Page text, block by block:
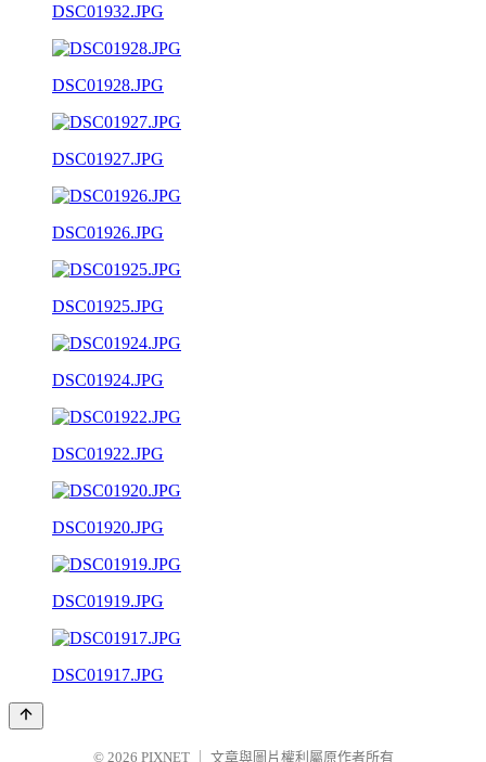
DSC01932.JPG
DSC01928.JPG
DSC01927.JPG
DSC01926.JPG
DSC01925.JPG
DSC01924.JPG
DSC01922.JPG
DSC01920.JPG
DSC01919.JPG
DSC01917.JPG
© 2026 PIXNET 文章與圖片權利屬原作者所有